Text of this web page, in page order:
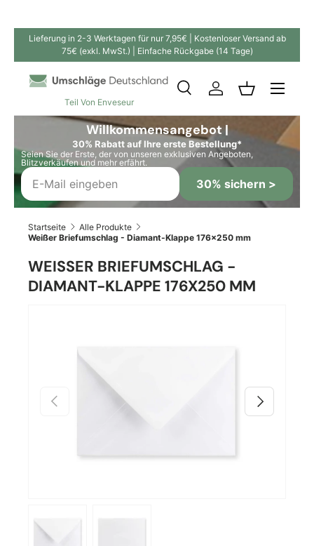
Direkt zum Inhalt
Lieferung in 2-3 Werktagen für nur 7,95€ | Kostenloser Versand ab
75€ (exkl. MwSt.) | Einfache Rückgabe (14 Tage)
Teil Von Enveseur
SuchenSuchen
SucheEinloggen
Willkommensangebot |
30% Rabatt auf Ihre erste Bestellung*
Seien Sie der Erste, der von unseren exklusiven Angeboten,
Blitzverkäufen und mehr erfährt.
30% sichern >
Startseite
Alle Produkte
Weißer Briefumschlag - Diamant-Klappe 176x250 mm
WEISSER BRIEFUMSCHLAG - D
IAMANT-KLAPPE 176X250 MM
Vorherige Nächste